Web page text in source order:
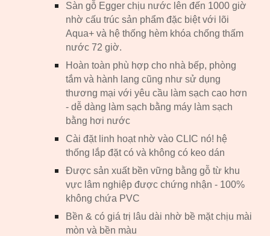
Sàn gỗ Egger chịu nước lên đến 1000 giờ
nhờ cấu trúc sản phẩm đặc biệt với lõi
Aqua+ và hệ thống hèm khóa chống thấm
nước 72 giờ.
Hoàn toàn phù hợp cho nhà bếp, phòng
tắm và hành lang cũng như sử dụng
thương mại với yêu cầu làm sạch cao hơn
- dễ dàng làm sạch bằng máy làm sạch
bằng hơi nước
Cài đặt linh hoạt nhờ vào CLIC nó! hệ
thống lắp đặt có và không có keo dán
Được sản xuất bền vững bằng gỗ từ khu
vực lâm nghiệp được chứng nhận - 100%
không chứa PVC
Bền & có giá trị lâu dài nhờ bề mặt chịu mài
mòn và bền màu